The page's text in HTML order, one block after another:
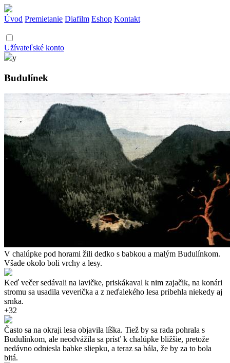
Úvod Premietanie Diafilm Eshop Kontakt
Užívateľské konto
y
Budulínek
V chalúpke pod horami žili dedko s babkou a malým Budulínkom.
Všade okolo boli vrchy a lesy.
Keď večer sedávali na lavičke, priskákaval k nim zajačik, na konári
stromu sa usadila veverička a z neďalekého lesa pribehla niekedy aj
srnka.
+32
Často sa na okraji lesa objavila líška. Tiež by sa rada pohrala s
Budulínkom, ale neodvážila sa prísť k chalúpke bližšie, pretože
nedávno odniesla babke sliepku, a teraz sa bála, že by za to bola
bitá.